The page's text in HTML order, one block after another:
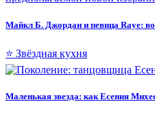
Майкл Б. Джордан и певица Raye:
⭐ Звёздная кухня
Маленькая звезда: как Есения